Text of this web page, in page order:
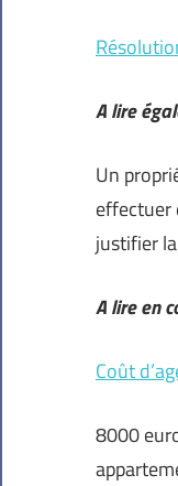
A lire
Un
effectuer
justifier
A lire en
Coût
8000